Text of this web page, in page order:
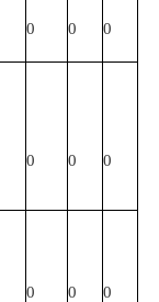
0 0 0
0 0 0
0 0 0